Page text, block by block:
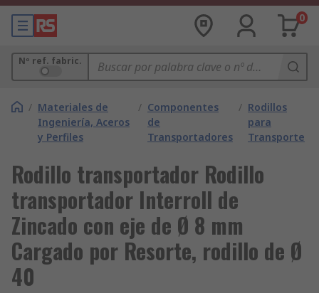
0
Nº ref. fabric.
/ Materiales de
Ingeniería, Aceros
y Perfiles
/ Componentes
de
Transportadores
/ Rodillos
para
Transporte
Rodillo transportador Rodillo
transportador Interroll de
Zincado con eje de Ø 8 mm
Cargado por Resorte, rodillo de Ø
40